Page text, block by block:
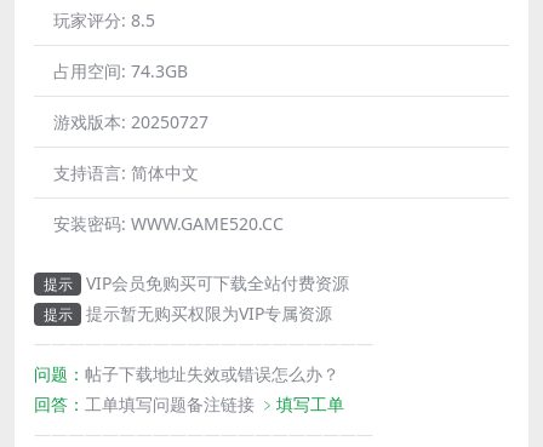
玩家评分: 8.5
占用空间: 74.3GB
游戏版本: 20250727
支持语言: 简体中文
安装密码: WWW.GAME520.CC
提示 VIP会员免购买可下载全站付费资源
提示
提示暂无购买权限为VIP专属资源
————————————————————
问题： 帖子下载地址失效或错误怎么办？
回答： 工单填写问题备注链接 ﹥填写工单
————————————————————